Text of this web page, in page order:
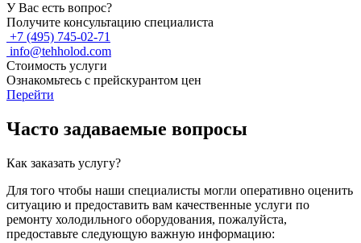
У Вас есть вопрос?
Получите консультацию специалиста
+7 (495) 745-02-71
info@tehholod.com
Стоимость услуги
Ознакомьтесь с прейскурантом цен
Перейти
Часто задаваемые вопросы
Как заказать услугу?
Для того чтобы наши специалисты могли оперативно оценить
ситуацию и предоставить вам качественные услуги по
ремонту холодильного оборудования, пожалуйста,
предоставьте следующую важную информацию: